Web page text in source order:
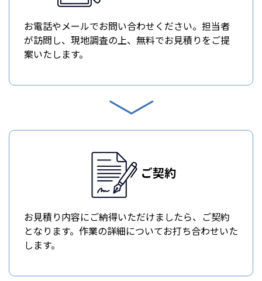
お電話やメールでお問い合わせください。担当者
が訪問し、現地調査の上、無料でお見積りをご提
案いたします。
ご契約
お見積り内容にご納得いただけましたら、ご契約
となります。作業の詳細についてお打ち合わせいた
します。